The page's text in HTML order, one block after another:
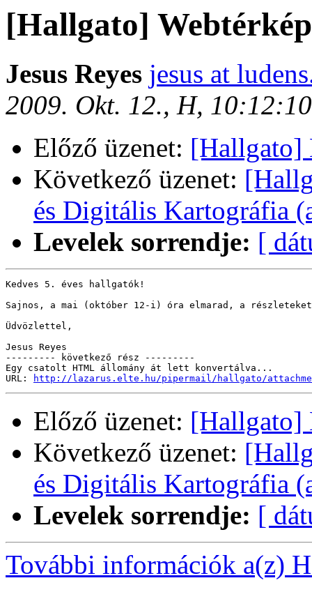
[Hallgato]
Jesus Reyes jesus at
2009. Okt. 12., H,
Előző üzenet: [Hallgato]
Következő üzenet:
és Digitális Kartográfia
Levelek sorrendje: [
Kedves 5. éves hallgatók!
Sajnos, a mai (október 12-i) óra elmarad, a részleteket
Üdvözlettel,
Jesus Reyes
--------- következő rész ---------
Egy csatolt HTML állomány át lett konvertálva...
URL:
http://lazarus.elte.hu/pipermail/hallgato/
Előző üzenet: [Hallgato]
Következő üzenet:
és Digitális Kartográfia
Levelek sorrendje: [
További információk a(z)